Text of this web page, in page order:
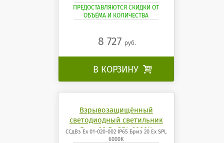
ПРЕДОСТАВЛЯЮТСЯ СКИДКИ ОТ
ОБЪЁМА И КОЛИЧЕСТВА
8 727 руб.
В КОРЗИНУ 
Взрывозащищённый
светодиодный светильник
Бриз 20 Ех SPL 6000K
ССдВз Ех 01-020-002 IP65 Бриз 20 Ех SPL
6000K